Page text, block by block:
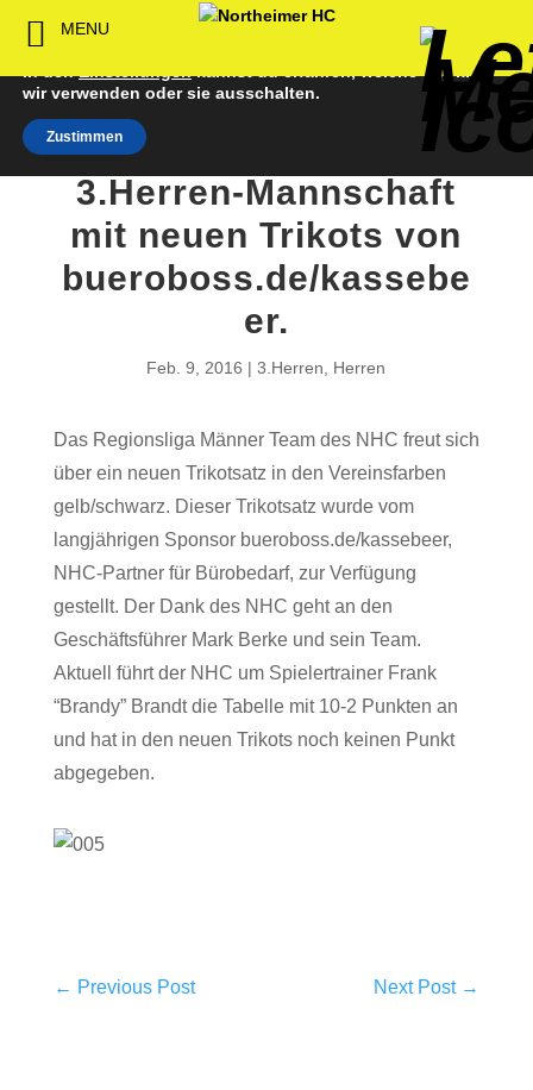
3.Herren-Mannschaft
mit neuen Trikots von
bueroboss.de/kassebe
er.
Feb. 9, 2016 3.Herren Herren
Das Regionsliga Männer Team des NHC freut sich
über ein neuen Trikotsatz in den Vereinsfarben
gelb/schwarz. Dieser Trikotsatz wurde vom
langjährigen Sponsor bueroboss.de/kassebeer,
NHC-Partner für Bürobedarf, zur Verfügung
gestellt. Der Dank des NHC geht an den
Geschäftsführer Mark Berke und sein Team.
Aktuell führt der NHC um Spielertrainer Frank
“Brandy” Brandt die Tabelle mit 10-2 Punkten an
und hat in den neuen Trikots noch keinen Punkt
abgegeben.
← Previous Post Next Post→
Wir verwenden Cookies, um dir die bestmögliche Erfahrung
auf unserer Website zu bieten.
kannst du erfahren, welche Cookies
wir verwenden oder sie ausschalten.
Zustimmen
MENU
Back
Senioren
Back
1. Herren
2. Herren
1. Damen
2. Damen
Jugend
Back
Weibliche
Jugend
Minis &
Spielbetrieb
Back
NHC
Back
NHC-Sponsoren
Sponsor werden
Spieltagssponsoren
Sponsoren stellen
Jobbörse
Back
Fan-Kollektion
Fan-Artikel
Back
Bildergalerie
Organisatorisches
Back
Vorstand
Satzung
FWD
Förderung
Back
Back
Download
Termine
Intern
Back